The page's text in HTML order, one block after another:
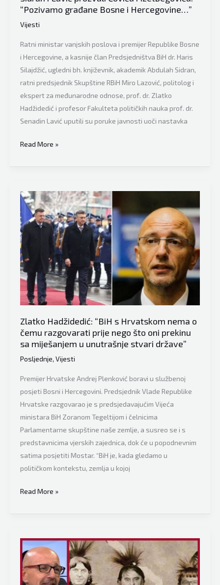
povijesti!”
“Pozivamo građane Bosne i Hercegovine…”
Vijesti
Ratni ministar vanjskih poslova i premijer Republike Bosne
i Hercegovine, a kasnije član Predsjedništva BiH dr. Haris
Silajdžić, ugledni bh. književnik, akademik Abdulah Sidran,
ratni predsjednik Skupštine RBiH Miro Lazović, politolog i
ekspert za međunarodne odnose, prof. dr. Zlatko
Hadžidedić i profesor Fakulteta političkih nauka prof. dr.
Senadin Lavić uputili su poruke javnosti uoči nastavka
Kakva
Silajdžić,
Hadžidedić,
Sidran
i
Lavić
prozvali
Čovića
i
Izetbegovića:
“Pozivamo
Bosne
i
Hercegovine…”
Read More »
Zlatko Hadžidedić: “BiH s Hrvatskom nema o
čemu razgovarati prije nego što oni prekinu
sa miješanjem u unutrašnje stvari države”
Posljednje, Vijesti
Premijer Hrvatske Andrej Plenković boravi u službenoj
posjeti Bosni i Hercegovini. Predsjednik Vlade Republike
Hrvatske razgovarao je s predsjedavajućim Vijeća
ministara BiH Zoranom Tegeltijom i čelnicima
Parlamentarne skupštine naše zemlje, a susreo se i s
predstavnicima vjerskih zajednica, dok će u popodnevnim
satima posjetiti Mostar. “BiH je, kada gledamo u
političkom kontekstu, zemlja u kojoj
Zlatko
“BiH
Hrvatskom
nema
o
čemu
Read More »